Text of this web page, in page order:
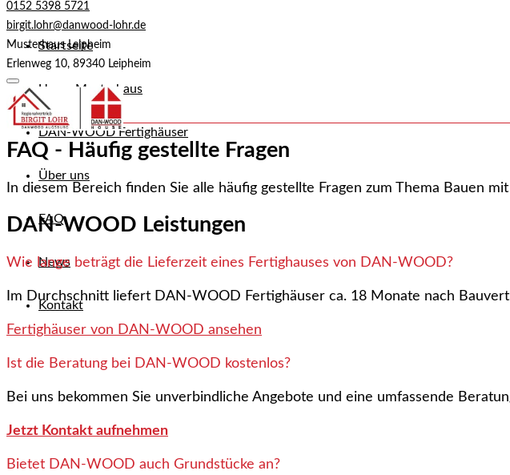
0152 5398 5721
birgit.lohr@danwood-lohr.de
Musterhaus Leipheim
Erlenweg 10, 89340 Leipheim
Startseite
Unser Musterhaus
DAN-WOOD Fertighäuser
Über uns
FAQ
News
Kontakt
FAQ - Häufig gestellte Fragen
In diesem Bereich finden Sie alle häufig gestellte Fragen zum Thema Bauen
DAN-WOOD Leistungen
Wie lange beträgt die Lieferzeit eines Fertighauses von DAN-WOOD?
Im Durchschnitt liefert DAN-WOOD Fertighäuser ca. 18 Monate nach
Fertighäuser von DAN-WOOD ansehen
Ist die Beratung bei DAN-WOOD kostenlos?
Bei uns bekommen Sie unverbindliche Angebote und eine umfassende
Jetzt Kontakt aufnehmen
Bietet DAN-WOOD auch Grundstücke an?